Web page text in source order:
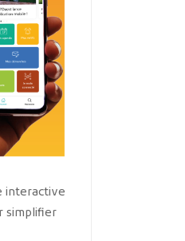
interactive
simplifier